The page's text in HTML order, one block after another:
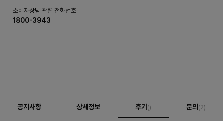
소비자상담 관련 전화번호
1800-3943
공지사항 상세정보 후기() 문의(2)